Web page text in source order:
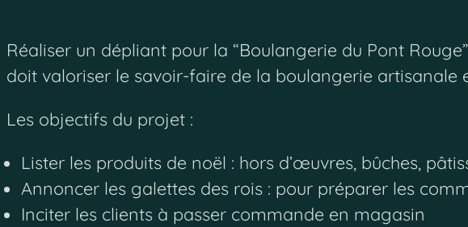
Réaliser un dépliant pour la “Boulangerie du Pont
doit valoriser le savoir-faire de la boulangerie artisanale
Les objectifs du projet :
Lister les produits de noël : hors d’œuvres, bûches,
Annoncer les galettes des rois : pour préparer les
Inciter les clients à passer commande en magasin